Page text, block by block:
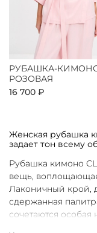
РУБАШКА-
РОЗОВАЯ
16 700 ₽
Женская рубашка
задает тон всему
Рубашка кимоно
вещь,
Лаконичный крой,
сдержанная
сочетаются особая